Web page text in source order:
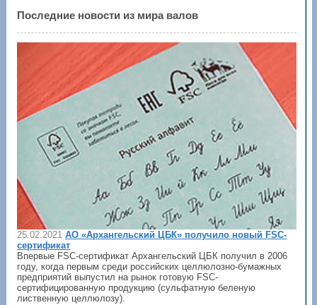
Последние новости из мира валов
25.02.2021 АО «Архангельский ЦБК» получило новый FSC-
сертификат
Впервые FSC-сертификат Архангельский ЦБК получил в 2006
году, когда первым среди российских целлюлозно-бумажных
предприятий выпустил на рынок готовую FSC-
сертифицированную продукцию (сульфатную беленую
лиственную целлюлозу).